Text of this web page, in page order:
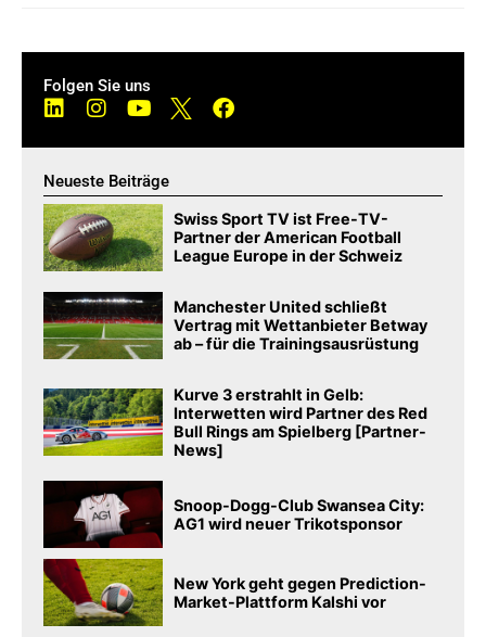
Folgen Sie uns
Neueste Beiträge
Swiss Sport TV ist Free-TV-
Partner der American Football
League Europe in der Schweiz
Manchester United schließt
Vertrag mit Wettanbieter Betway
ab – für die Trainingsausrüstung
Kurve 3 erstrahlt in Gelb:
Interwetten wird Partner des Red
Bull Rings am Spielberg [Partner-
News]
Snoop-Dogg-Club Swansea City:
AG1 wird neuer Trikotsponsor
New York geht gegen Prediction-
Market-Plattform Kalshi vor